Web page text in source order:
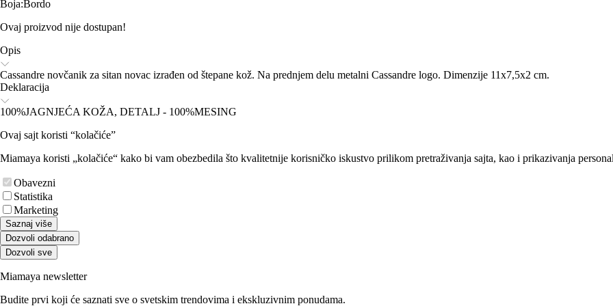
Boja:Bordo
Ovaj proizvod nije dostupan!
Opis
Cassandre novčanik za sitan novac izrađen od štepane kož. Na prednjem delu metalni Cassandre logo. Dimenzije 11x7,5x2 cm.
Deklaracija
100%JAGNJEĆA KOŽA, DETALJ - 100%MESING
Ovaj sajt koristi “kolačiće”
Miamaya koristi „kolačiće“ kako bi vam obezbedila što kvalitetnije korisničko iskustvo prilikom pretraživanja sajta, kao i prikazivanja
Obavezni
Statistika
Marketing
Saznaj više
Dozvoli odabrano
Dozvoli sve
Miamaya newsletter
Budite prvi koji će saznati sve o svetskim trendovima i ekskluzivnim ponudama.